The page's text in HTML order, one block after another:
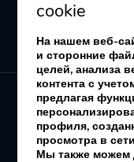
Получать
cookie
На нашем веб-
и сторонние
целей, анализа
контента с
предлагая
профиля,
просмотра в
Мы также можем